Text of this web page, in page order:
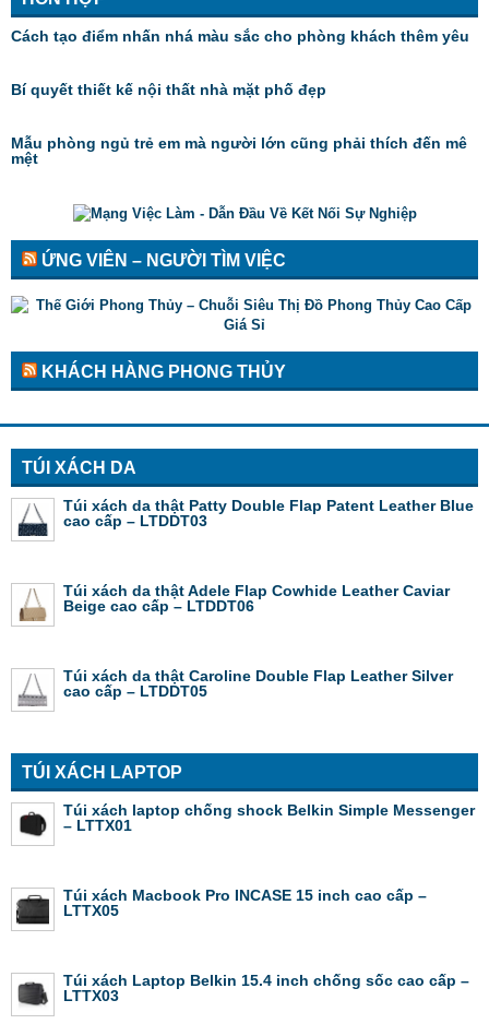
Cách tạo điểm nhấn nhá màu sắc cho phòng khách thêm yêu
Bí quyết thiết kế nội thất nhà mặt phố đẹp
Mẫu phòng ngủ trẻ em mà người lớn cũng phải thích đến mê
mệt
ỨNG VIÊN – NGƯỜI TÌM VIỆC
KHÁCH HÀNG PHONG THỦY
TÚI XÁCH DA
Túi xách da thật Patty Double Flap Patent Leather Blue
cao cấp – LTDDT03
Túi xách da thật Adele Flap Cowhide Leather Caviar
Beige cao cấp – LTDDT06
Túi xách da thật Caroline Double Flap Leather Silver
cao cấp – LTDDT05
TÚI XÁCH LAPTOP
Túi xách laptop chống shock Belkin Simple Messenger
– LTTX01
Túi xách Macbook Pro INCASE 15 inch cao cấp –
LTTX05
Túi xách Laptop Belkin 15.4 inch chống sốc cao cấp –
LTTX03